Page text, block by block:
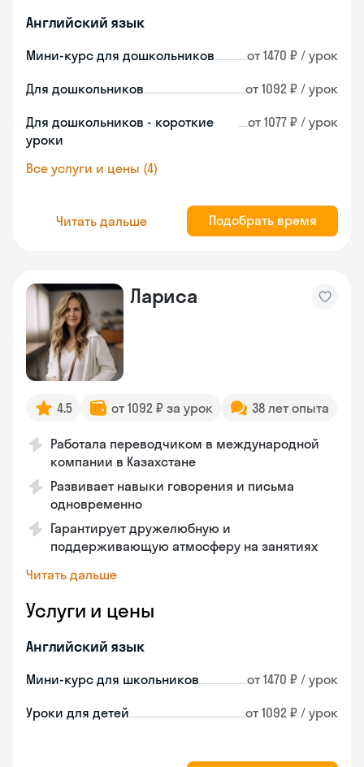
Английский язык
Мини-курс для дошкольников от 1470 ₽ / урок
Для дошкольников от 1092 ₽ / урок
Для дошкольников - короткие
уроки
от 1077 ₽ / урок
Все услуги и цены (4)
Читать дальше Подобрать время
Лариса
4.5 от 1092 ₽ за урок 38 лет опыта
Работала переводчиком в международной
компании в Казахстане
Развивает навыки говорения и письма
одновременно
Гарантирует дружелюбную и
поддерживающую атмосферу на занятиях
Читать дальше
Услуги и цены
Английский язык
Мини-курс для школьников от 1470 ₽ / урок
Уроки для детей от 1092 ₽ / урок